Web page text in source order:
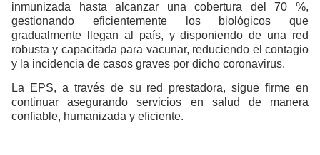
inmunizada hasta alcanzar una cobertura del 70 %,
gestionando eficientemente los biológicos que
gradualmente llegan al país, y disponiendo de una red
robusta y capacitada para vacunar, reduciendo el contagio
y la incidencia de casos graves por dicho coronavirus.
La EPS, a través de su red prestadora, sigue firme en
continuar asegurando servicios en salud de manera
confiable, humanizada y eficiente.